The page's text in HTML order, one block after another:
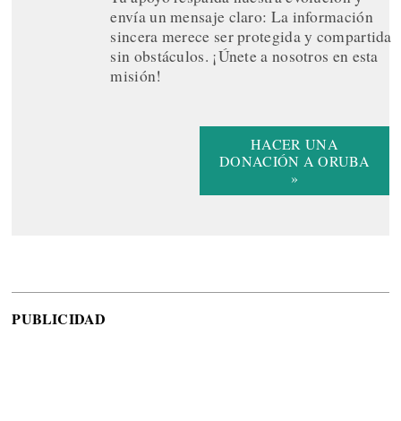
envía un mensaje claro: La información
sincera merece ser protegida y compartida
sin obstáculos. ¡Únete a nosotros en esta
misión!
HACER UNA
DONACIÓN A ORUBA
»
PUBLICIDAD